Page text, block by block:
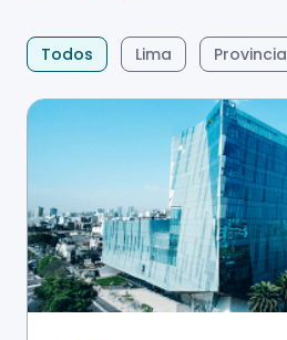
Todos Lima Provincia